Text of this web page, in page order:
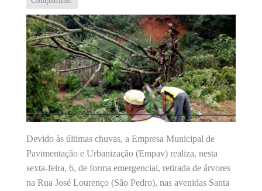
Devido às últimas chuvas, a Empresa Municipal de
Pavimentação e Urbanização (Empav) realiza, nesta
sexta-feira, 6, de forma emergencial, retirada de árvores
na Rua José Lourenço (São Pedro), nas avenidas Santa